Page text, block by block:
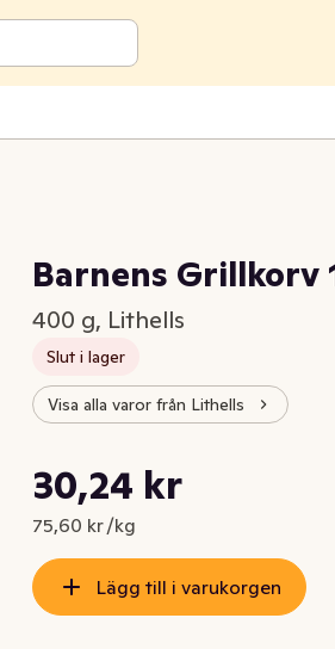
Barnens Grillkorv
400 g, Lithells
Slut i lager
Visa alla varor från Lithells
Nuvarande pris är: 30,24 kr
30,24 kr
75,60 kr /kg
Styckpris: 75,60 kr /kg
Lägg till i varukorgen